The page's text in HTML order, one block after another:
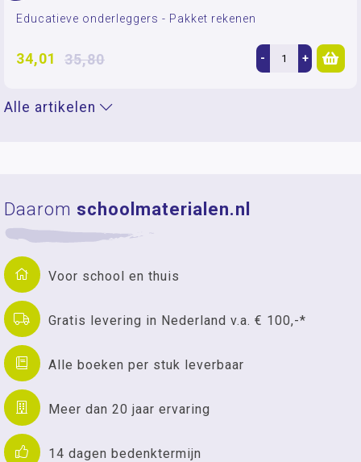
Educatieve onderleggers - Pakket rekenen
34,01 35,80 - +
Alle artikelen
Daarom schoolmaterialen.nl
Voor school en thuis
Gratis levering in Nederland v.a. € 100,-*
Alle boeken per stuk leverbaar
Meer dan 20 jaar ervaring
14 dagen bedenktermijn